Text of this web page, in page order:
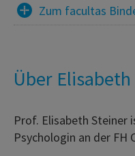
Zum facultas
Über
Prof. Elisabeth Steiner
Psychologin an der FH